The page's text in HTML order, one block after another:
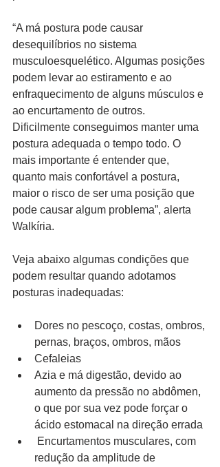
“A má postura pode causar
desequilíbrios no sistema
musculoesquelético. Algumas posições
podem levar ao estiramento e ao
enfraquecimento de alguns músculos e
ao encurtamento de outros.
Dificilmente conseguimos manter uma
postura adequada o tempo todo. O
mais importante é entender que,
quanto mais confortável a postura,
maior o risco de ser uma posição que
pode causar algum problema”, alerta
Walkíria.
Veja abaixo algumas condições que
podem resultar quando adotamos
posturas inadequadas:
Dores no pescoço, costas, ombros,
pernas, braços, ombros, mãos
Cefaleias
Azia e má digestão, devido ao
aumento da pressão no abdômen,
o que por sua vez pode forçar o
ácido estomacal na direção errada
redução da amplitude de